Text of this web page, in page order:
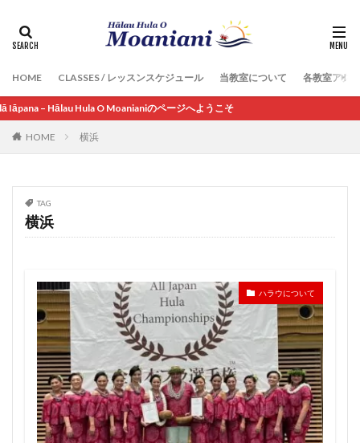
HOME CLASSES / レッスンスケジュール 当教室について 各教室アク
Hula O Moanianiのページへようこそ
HOME 横浜
TAG
横浜
ハラウについて